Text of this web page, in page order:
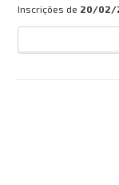
Inscrições de 20/02/